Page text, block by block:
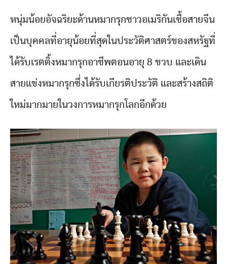
หนุ่มน้อยอัจฉริยะด้านหมากรุกชาวอเมริกันเชื้อสายจีน
เป็นบุคคลที่อายุน้อยที่สุดในประวัติศาสตร์ของสหรัฐที่
ได้รับเรตติ้งหมากรุกอาชีพตอนอายุ 8 ขวบ และเดิน
สายแข่งหมากรุกซึ่งได้รับเกียรติประวัติ และสร้างสถิติ
ใหม่มากมายในวงการหมากรุกโลกอีกด้วย